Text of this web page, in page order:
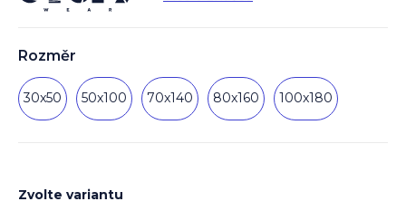
Rozměr
30x50 50x100 70x140 80x160 100x180
Zvolte variantu